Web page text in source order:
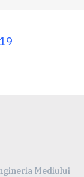
Mediului